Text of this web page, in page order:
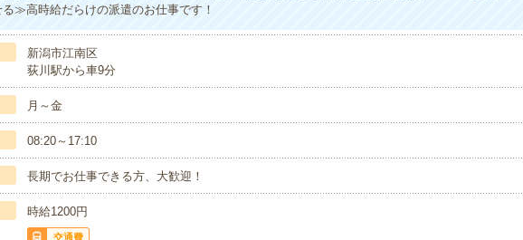
る≫高時給だらけの派遣のお仕事です！
新潟市江南区
荻川駅から車9分
月～金
08:20～17:10
長期でお仕事できる方、大歓迎！
時給1200円
交通費